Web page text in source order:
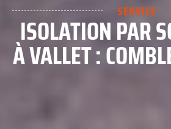
ISOLATION PAR
À VALLET :
SERVICE